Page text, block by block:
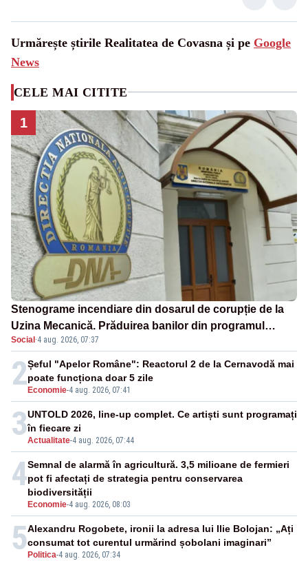
Urmărește știrile Realitatea de Covasna și pe Google
News
CELE MAI CITITE
1
Stenograme incendiare din dosarul de corupție de la
Uzina Mecanică. Prăduirea banilor din programul
SAFE, interceptată de DNA
Social ·4 aug. 2026, 07:37
2 Economie-4 aug. 2026, 07:41
Șeful "Apelor Române": Reactorul 2 de la Cernavodă mai
poate funcționa doar 5 zile
3Actualitate-4 aug. 2026, 07:44
UNTOLD 2026, line-up complet. Ce artiști sunt programați
în fiecare zi
4
Economie-4 aug. 2026, 08:03
Semnal de alarmă în agricultură. 3,5 milioane de fermieri
pot fi afectați de strategia pentru conservarea
biodiversității
5 Politica-4 aug. 2026, 07:34
Alexandru Rogobete, ironii la adresa lui Ilie Bolojan: „Ați
consumat tot curentul urmărind șobolani imaginari”